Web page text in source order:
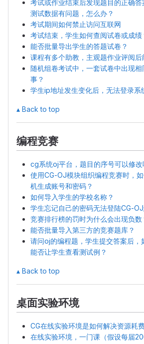
考试或作业结束后发现题目的正确
测试数据有问题，怎么办？
考试期间如何禁止访问互联网
考试结束，学生如何查阅试卷或成绩
能否批量导出学生的答题试卷？
课程有多个助教，主观题作业评阅后
随机组卷考试中，一套试卷中出现
事？
学生ip地址发生变化后，无法登录系
▴ Back to top
编程竞赛
cg系统oj平台，题目的序号可以修改
使用CG-OJ模块组织编程竞赛时，
机生成账号和密码？
如何导入学生的学校名称？
学生忘记自己的密码无法登陆CG-
竞赛排行榜的罚时为什么会出现负数
能否批量导入第三方的竞赛题库？
请问oj的编程题，学生提交答案后，
能否让学生查看测试例？
▴ Back to top
桌面实验环境
CG在线实验环境是如何解决资源耗
在线实验环境，一门课（假设每届